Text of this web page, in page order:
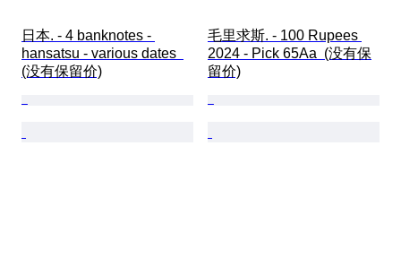
日本. - 4 banknotes -
hansatsu - various dates
(没有保留价)
毛里求斯. - 100 Rupees
2024 - Pick 65Aa  (没有保
留价)